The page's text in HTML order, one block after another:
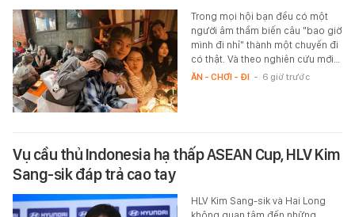
Trong mọi hội bạn đều có một
người âm thầm biến câu "bao giờ
mình đi nhỉ" thành một chuyến đi
có thật. Và theo nghiên cứu mới…
ĂN - CHƠI - ĐI - 6 giờ trước
Vụ cầu thủ Indonesia hạ thấp ASEAN Cup, HLV Kim
Sang-sik đáp trả cao tay
HLV Kim Sang-sik và Hai Long